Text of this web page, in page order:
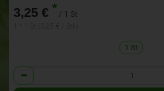
3,25 € * / 1 St
1 St
Anzahl